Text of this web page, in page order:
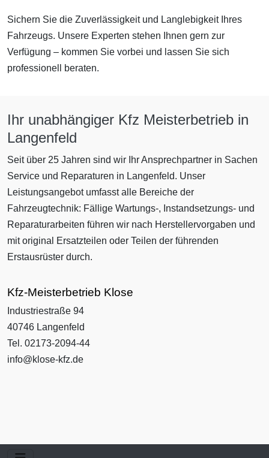
Sichern Sie die Zuverlässigkeit und Langlebigkeit Ihres
Fahrzeugs. Unsere Experten stehen Ihnen gern zur
Verfügung – kommen Sie vorbei und lassen Sie sich
professionell beraten.
Ihr unabhängiger Kfz Meisterbetrieb in
Langenfeld
Seit über 25 Jahren sind wir Ihr Ansprechpartner in Sachen
Service und Reparaturen in Langenfeld. Unser
Leistungsangebot umfasst alle Bereiche der
Fahrzeugtechnik: Fällige Wartungs-, Instandsetzungs- und
Reparaturarbeiten führen wir nach Herstellervorgaben und
mit original Ersatzteilen oder Teilen der führenden
Erstausrüster durch.
Kfz-Meisterbetrieb Klose
Industriestraße 94
40746 Langenfeld
Tel. 02173-2094-44
info@klose-kfz.de